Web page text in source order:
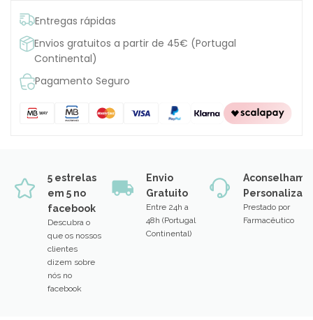
Entregas rápidas
Envios gratuitos a partir de 45€ (Portugal
Continental)
Pagamento Seguro
5 estrelas
em 5 no
facebook
Descubra o
que os nossos
clientes
dizem sobre
nós no
facebook
Envio
Gratuito
Entre 24h a
48h (Portugal
Continental)
Prestado por
Farmacêutico